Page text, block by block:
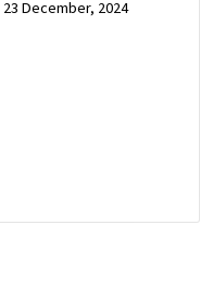
23 December, 2024